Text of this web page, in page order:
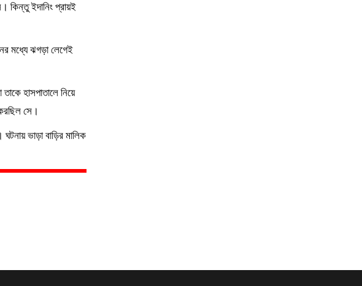
কিন্তু ইদানিং প্রায়ই
মধ্যে ঝগড়া লেগেই
হাসপাতালে নিয়ে
সে।
ভাড়া বাড়ির মালিক